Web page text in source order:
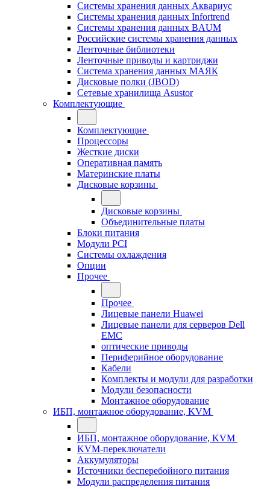
Системы хранения данных Аквариус
Системы хранения данных Infortrend
Системы хранения данных BAUM
Российские системы хранения данных
Ленточные библиотеки
Ленточные приводы и картриджи
Система хранения данных МАЯК
Дисковые полки (JBOD)
Сетевые хранилища Asustor
Комплектующие
Комплектующие
Процессоры
Жесткие диски
Оперативная память
Материнские платы
Дисковые корзины
Дисковые корзины
Объединительные платы
Блоки питания
Модули PCI
Системы охлаждения
Опции
Прочее
Прочее
Лицевые панели Huawei
Лицевые панели для серверов Dell
EMC
оптические приводы
Периферийное оборудование
Кабели
Комплекты и модули для разработки
Модули безопасности
Монтажное оборудование
ИБП, монтажное оборудование, KVM
ИБП, монтажное оборудование, KVM
KVM-переключатели
Аккумуляторы
Источники бесперебойного питания
Модули распределения питания